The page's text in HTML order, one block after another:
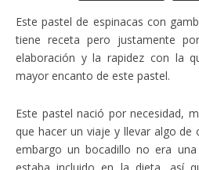
Este pastel de espinacas con
tiene receta pero justamente
elaboración y la rapidez con la
mayor encanto de este pastel.
Este pastel nació por necesidad,
que hacer un viaje y llevar algo de
embargo un bocadillo no era